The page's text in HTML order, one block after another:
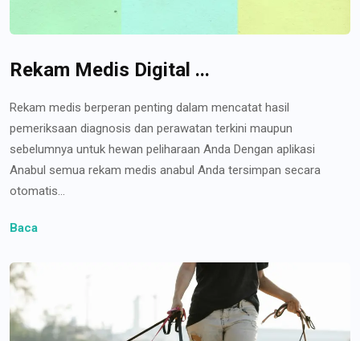
Rekam Medis Digital ...
Rekam medis berperan penting dalam mencatat hasil
pemeriksaan diagnosis dan perawatan terkini maupun
sebelumnya untuk hewan peliharaan Anda Dengan aplikasi
Anabul semua rekam medis anabul Anda tersimpan secara
otomatis...
Baca